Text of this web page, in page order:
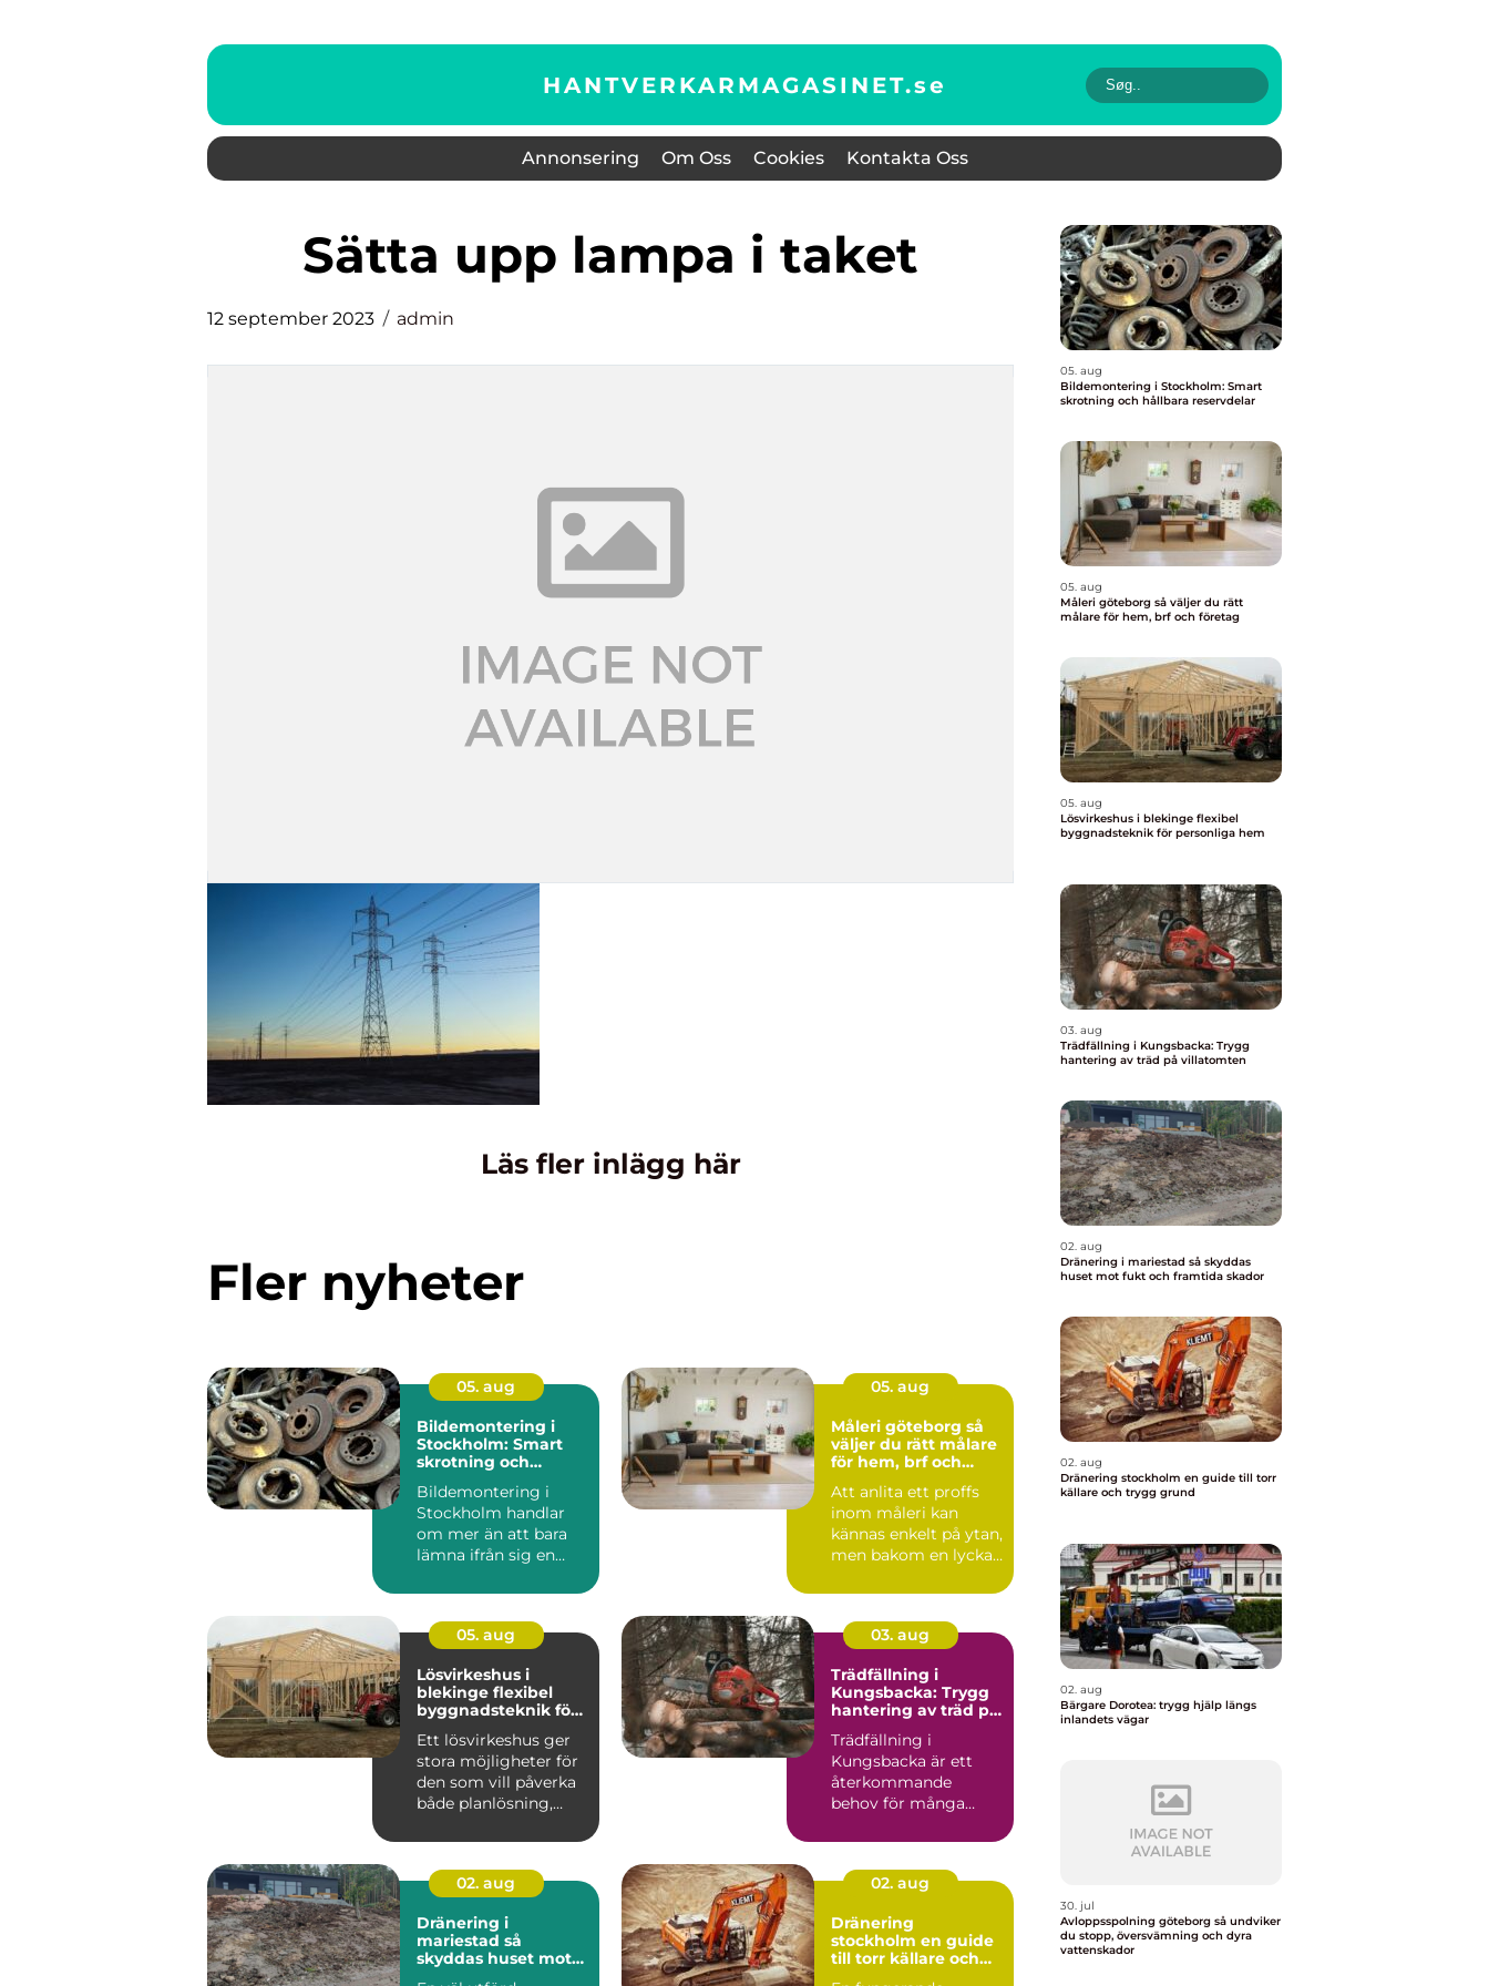
HANTVERKARMAGASINET.se
Annonsering Om Oss Cookies Kontakta Oss
sätta upp lampa i taket
12 september 2023 admin
Läs fler inlägg här
Fler nyheter
05. aug
Bildemontering i
Stockholm: Smart
skrotning och
Bildemontering i
Stockholm handlar
om mer än att bara
lämna ifrån sig en
05. aug
Måleri göteborg så
väljer du rätt målare
för hem, brf och
Att anlita ett proffs
inom måleri kan
kännas enkelt på ytan,
men bakom en lyckad
05. aug
Lösvirkeshus i
blekinge flexibel
byggnadsteknik för
Ett lösvirkeshus ger
stora möjligheter för
den som vill påverka
både planlösning,
03. aug
Trädfällning i
Kungsbacka: Trygg
hantering av träd på
Trädfällning i
Kungsbacka är ett
återkommande
behov för många
02. aug
Dränering i
mariestad så
skyddas huset mot
02. aug
Dränering
stockholm en guide
till torr källare och
05. aug
Bildemontering i Stockholm: Smart
skrotning och hållbara reservdelar
05. aug
Måleri göteborg så väljer du rätt
målare för hem, brf och företag
05. aug
Lösvirkeshus i blekinge flexibel
byggnadsteknik för personliga hem
03. aug
Trädfällning i Kungsbacka: Trygg
hantering av träd på villatomten
02. aug
Dränering i mariestad så skyddas
huset mot fukt och framtida skador
02. aug
Dränering stockholm en guide till torr
källare och trygg grund
02. aug
Bärgare Dorotea: trygg hjälp längs
inlandets vägar
30. jul
Avloppsspolning göteborg så undviker
du stopp, översvämning och dyra
vattenskador